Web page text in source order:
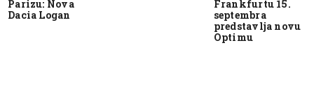
Parizu: Nova
Dacia Logan
Frankfurtu 15.
septembra
predstavlja novu
Optimu